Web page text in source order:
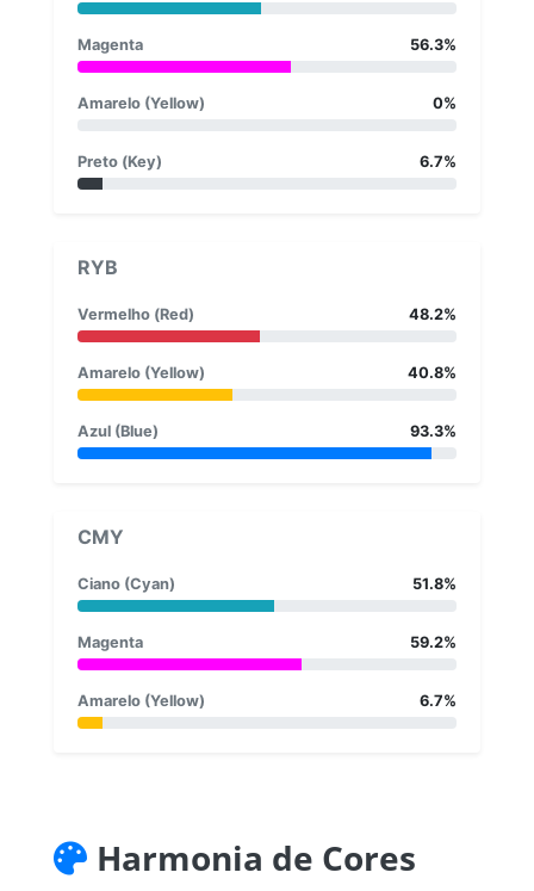
Magenta 56.3%
Amarelo (Yellow) 0%
Preto (Key) 6.7%
RYB
Vermelho (Red) 48.2%
Amarelo (Yellow) 40.8%
Azul (Blue) 93.3%
CMY
Ciano (Cyan) 51.8%
Magenta 59.2%
Amarelo (Yellow) 6.7%
Harmonia de Cores